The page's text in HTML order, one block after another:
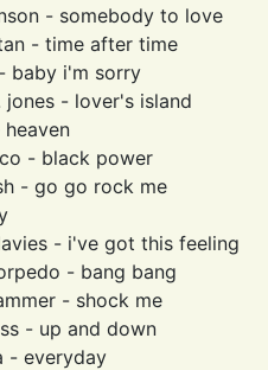
- somebody to love
- time after time
baby i'm sorry
jones - lover's island
co - black power
- go go rock me
- i've got this feeling
- bang bang
- shock me
- up and down
- everyday